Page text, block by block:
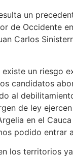
un
de Occidente
Carlos
un riesgo
candidatos
al
de ley
en el
podido entrar
los territorios